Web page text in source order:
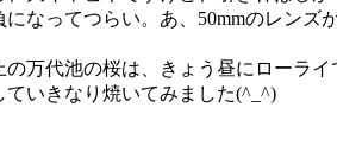
なってつらい。あ、50mmのレンズ
の万代池の桜は、きょう昼にローライ
ていきなり焼いてみました(^_^)